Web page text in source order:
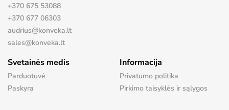
+370 675 53088
+370 677 06303
audrius@konveka.lt
sales@konveka.lt
Svetainės medis
Parduotuvė
Paskyra
Informacija
Privatumo politika
Pirkimo taisyklės ir sąlygos